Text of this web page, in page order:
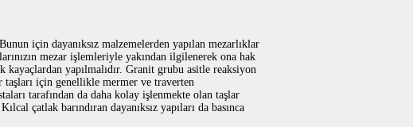
için dayanıksız malzemelerden yapılan mezarlıklar
mezar işlemleriyle yakından ilgilenerek ona hak
yapılmalıdır. Granit grubu asitle reaksiyon
taşları için genellikle mermer ve traverten
tarafından da daha kolay işlenmekte olan taşlar
çatlak barındıran dayanıksız yapıları da basınca